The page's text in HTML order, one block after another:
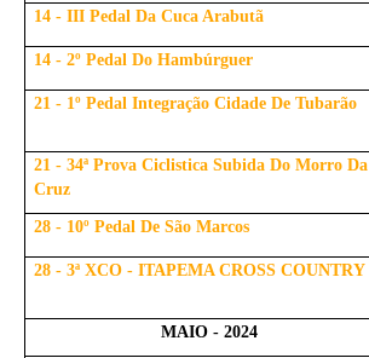
14 - III Pedal Da Cuca Arabutã
14 - 2º Pedal Do Hambúrguer
21 - 1º Pedal Integração Cidade De Tubarão
21 - 34ª Prova Ciclistica Subida Do Morro Da
Cruz
28 - 10º Pedal De São Marcos
28 - 3ª XCO - ITAPEMA CROSS COUNTRY
MAIO - 2024